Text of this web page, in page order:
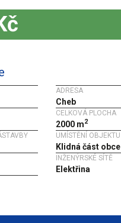
ADRESA
Cheb
CELKOVÁ PLOCHA
2000 m2
UMÍSTĚNÍ OBJEKTU
Klidná část obce
INŽENÝRSKÉ SÍTĚ
Elektřina